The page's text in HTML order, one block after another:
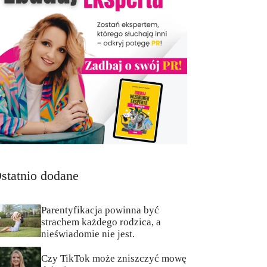
dodane
Parentyfikacja powinna być
strachem każdego rodzica, a
nieświadomie nie jest.
Czy TikTok może zniszczyć mowę